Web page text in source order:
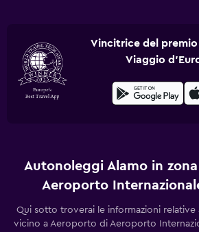
Vincitrice del
Viaggio
Autonoleggi Alamo in
Aeroporto
Qui sotto troverai le informazioni relative
vicino a Aeroporto di Aeroporto